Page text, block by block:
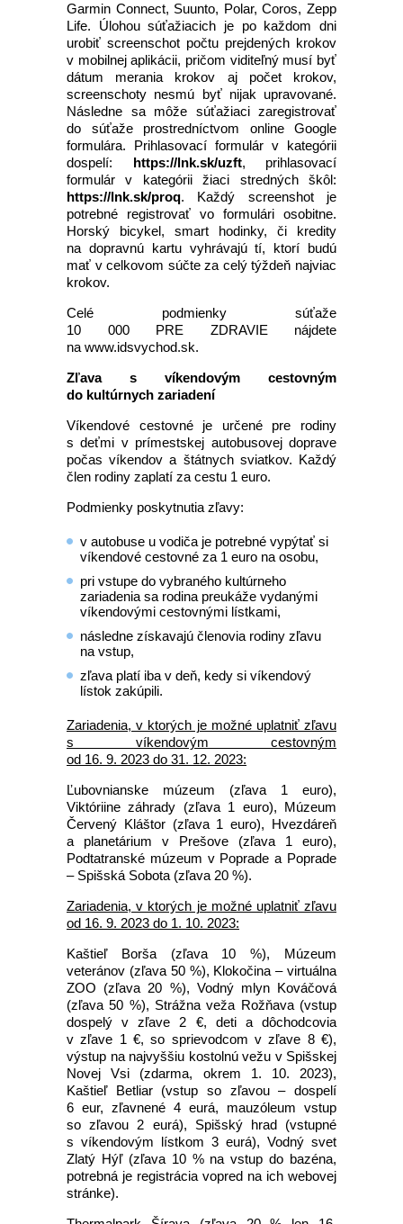
Garmin Connect, Suunto, Polar, Coros, Zepp
Life. Úlohou súťažiacich je po každom dni
urobiť screenschot počtu prejdených krokov
v mobilnej aplikácii, pričom viditeľný musí byť
dátum merania krokov aj počet krokov,
screenschoty nesmú byť nijak upravované.
Následne sa môže súťažiaci zaregistrovať
do súťaže prostredníctvom online Google
formulára. Prihlasovací formulár v kategórii
dospelí: https://lnk.sk/uzft, prihlasovací
formulár v kategórii žiaci stredných škôl:
https://lnk.sk/proq. Každý screenshot je
potrebné registrovať vo formulári osobitne.
Horský bicykel, smart hodinky, či kredity
na dopravnú kartu vyhrávajú tí, ktorí budú
mať v celkovom súčte za celý týždeň najviac
krokov.
Celé podmienky súťaže
10 000 PRE ZDRAVIE nájdete
na www.idsvychod.sk.
Zľava s víkendovým cestovným
do kultúrnych zariadení
Víkendové cestovné je určené pre rodiny
s deťmi v prímestskej autobusovej doprave
počas víkendov a štátnych sviatkov. Každý
člen rodiny zaplatí za cestu 1 euro.
Podmienky poskytnutia zľavy:
v autobuse u vodiča je potrebné vypýtať si
víkendové cestovné za 1 euro na osobu,
pri vstupe do vybraného kultúrneho
zariadenia sa rodina preukáže vydanými
víkendovými cestovnými lístkami,
následne získavajú členovia rodiny zľavu
na vstup,
zľava platí iba v deň, kedy si víkendový
lístok zakúpili.
Zariadenia, v ktorých je možné uplatniť zľavu
s víkendovým cestovným
od 16. 9. 2023 do 31. 12. 2023:
Ľubovnianske múzeum (zľava 1 euro),
Viktóriine záhrady (zľava 1 euro), Múzeum
Červený Kláštor (zľava 1 euro), Hvezdáreň
a planetárium v Prešove (zľava 1 euro),
Podtatranské múzeum v Poprade a Poprade
– Spišská Sobota (zľava 20 %).
Zariadenia, v ktorých je možné uplatniť zľavu
od 16. 9. 2023 do 1. 10. 2023:
Kaštieľ Borša (zľava 10 %), Múzeum
veteránov (zľava 50 %), Klokočina – virtuálna
ZOO (zľava 20 %), Vodný mlyn Kováčová
(zľava 50 %), Strážna veža Rožňava (vstup
dospelý v zľave 2 €, deti a dôchodcovia
v zľave 1 €, so sprievodcom v zľave 8 €),
výstup na najvyššiu kostolnú vežu v Spišskej
Novej Vsi (zdarma, okrem 1. 10. 2023),
Kaštieľ Betliar (vstup so zľavou – dospelí
6 eur, zľavnené 4 eurá, mauzóleum vstup
so zľavou 2 eurá), Spišský hrad (vstupné
s víkendovým lístkom 3 eurá), Vodný svet
Zlatý Hýľ (zľava 10 % na vstup do bazéna,
potrebná je registrácia vopred na ich webovej
stránke).